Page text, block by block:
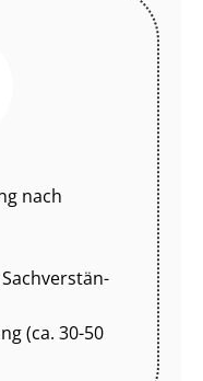
nach
(ca. 30-50